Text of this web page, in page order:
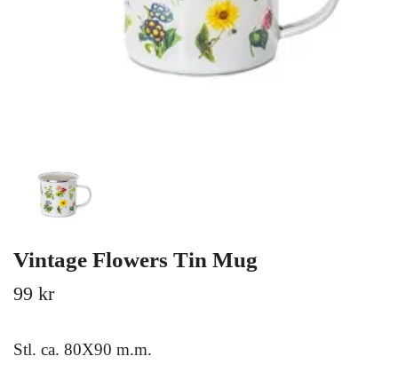
Vintage Flowers Tin Mug
99 kr
Stl. ca. 80X90 m.m.